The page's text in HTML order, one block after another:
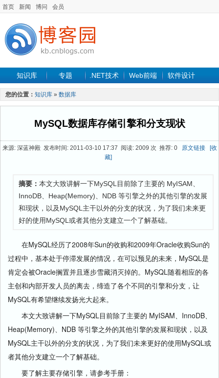
首页 新闻 博问 会员
知识库 专题 .NET技术 Web前端 软件设计
手机开发 软件工程
最新文章
您的位置： 知识库 » 数据库
MySQL数据库存储引擎和分支现状
来源: 深蓝神殿 发布时间: 2011-03-10 17:37 阅读: 2009 次 推荐: 0 原文链接
[收
藏]
摘要： 本文大致讲解一下MySQL目前除了主要的 MyISAM、
InnoDB、Heap(Memory)、NDB 等引擎之外的其他引擎的发展
和现状，以及MySQL主干以外的分支的状况，为了我们未来更
好的使用MySQL或者其他分支建立一个了解基础。
在MySQL经历了2008年Sun的收购和2009年Oracle收购Sun的
过程中，基本处于停滞发展的情况，在可以预见的未来，MySQL是
肯定会被Oracle搁置并且逐步雪藏消灭掉的。MySQL随着相应的各
主创和内部开发人员的离去，缔造了各个不同的引擎和分支，让
MySQL有希望继续发扬光大起来。
本文大致讲解一下MySQL目前除了主要的 MyISAM、InnoDB、
Heap(Memory)、NDB 等引擎之外的其他引擎的发展和现状，以及
MySQL主干以外的分支的状况，为了我们未来更好的使用MySQL或
者其他分支建立一个了解基础。
要了解主要存储引擎，请参考手册：